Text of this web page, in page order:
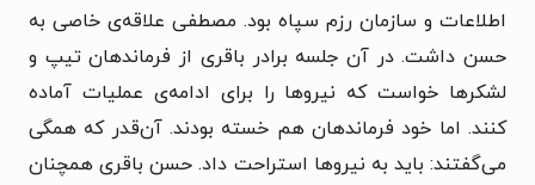
اطلاعات و سازمان رزم سپاه بود. مصطفی علاقه‌ی خاصی به
حسن داشت. در آن جلسه برادر باقری از فرماندهان تیپ و
لشکرها خواست که نیروها را برای ادامه‌ی عملیات آماده
کنند. اما خود فرماندهان هم خسته بودند. آن‌قدر که همگی
می‌گفتند: باید به نیروها استراحت داد. حسن باقری همچنان